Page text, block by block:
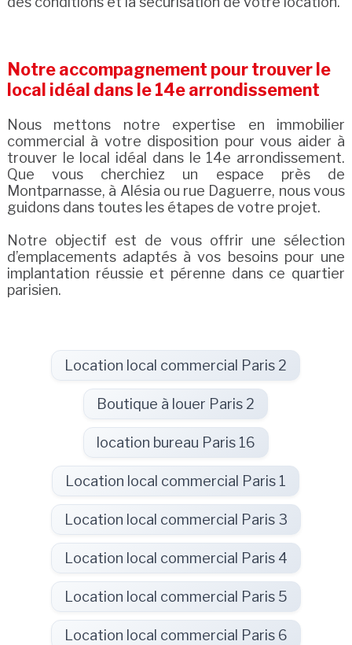
Notre accompagnement pour trouver le
local idéal dans le 14e arrondissement
Nous mettons notre expertise en immobilier
commercial à votre disposition pour vous aider à
trouver le local idéal dans le 14e arrondissement.
Que vous cherchiez un espace près de
Montparnasse, à Alésia ou rue Daguerre, nous vous
guidons dans toutes les étapes de votre projet.
Notre objectif est de vous offrir une sélection
d’emplacements adaptés à vos besoins pour une
implantation réussie et pérenne dans ce quartier
parisien.
Location local commercial Paris 2
Boutique à louer Paris 2
location bureau Paris 16
Location local commercial Paris 1
Location local commercial Paris 3
Location local commercial Paris 4
Location local commercial Paris 5
Location local commercial Paris 6